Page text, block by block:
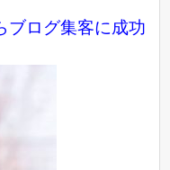
ブログ集客に成功